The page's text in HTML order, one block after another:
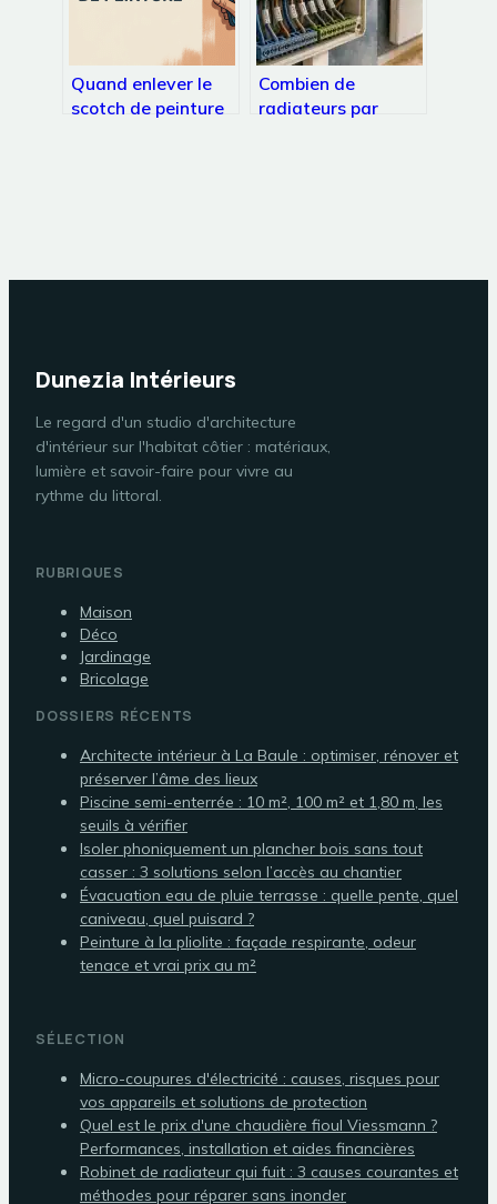
Quand enlever le
scotch de peinture
Combien de
radiateurs par
Dunezia Intérieurs
Le regard d'un studio d'architecture
d'intérieur sur l'habitat côtier : matériaux,
lumière et savoir-faire pour vivre au
rythme du littoral.
RUBRIQUES
Maison
Déco
Jardinage
Bricolage
DOSSIERS RÉCENTS
Architecte intérieur à La Baule : optimiser, rénover et
préserver l’âme des lieux
Piscine semi-enterrée : 10 m², 100 m² et 1,80 m, les
seuils à vérifier
Isoler phoniquement un plancher bois sans tout
casser : 3 solutions selon l’accès au chantier
Évacuation eau de pluie terrasse : quelle pente, quel
caniveau, quel puisard ?
Peinture à la pliolite : façade respirante, odeur
tenace et vrai prix au m²
SÉLECTION
Micro-coupures d'électricité : causes, risques pour
vos appareils et solutions de protection
Quel est le prix d'une chaudière fioul Viessmann ?
Performances, installation et aides financières
Robinet de radiateur qui fuit : 3 causes courantes et
méthodes pour réparer sans inonder